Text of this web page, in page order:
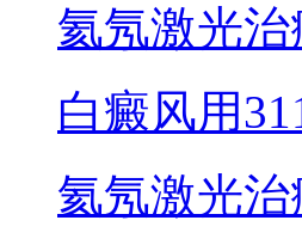
氦氖激光
白癜风用
氦氖激光